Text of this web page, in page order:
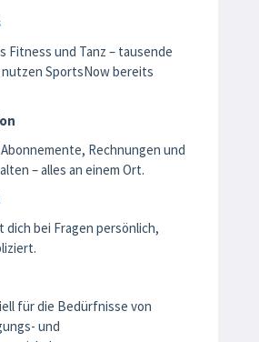
Fitness und Tanz – tausende
SportsNow bereits
Rechnungen und
– alles an einem Ort.
bei Fragen persönlich,
für die Bedürfnisse von
und